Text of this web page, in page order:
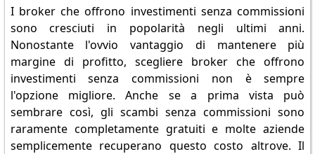
I broker che offrono investimenti senza commissioni
sono cresciuti in popolarità negli ultimi anni.
Nonostante l'ovvio vantaggio di mantenere più
margine di profitto, scegliere broker che offrono
investimenti senza commissioni non è sempre
l'opzione migliore. Anche se a prima vista può
sembrare così, gli scambi senza commissioni sono
raramente completamente gratuiti e molte aziende
semplicemente recuperano questo costo altrove. Il